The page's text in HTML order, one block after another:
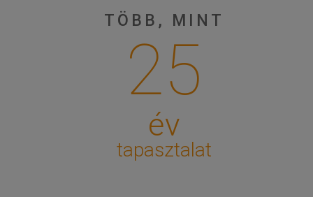
TÖBB, MINT
25
év
tapasztalat